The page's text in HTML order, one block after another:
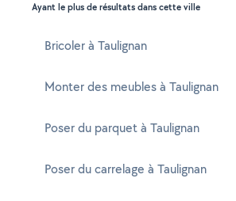
Ayant le plus de résultats dans cette ville
Bricoler à Taulignan
Monter des meubles à Taulignan
Poser du parquet à Taulignan
Poser du carrelage à Taulignan